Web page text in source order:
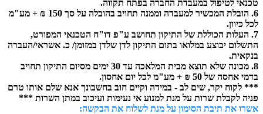
טכנאי לטיפול במעבדת החברה בפתח תקווה.
6. הובלת המכשיר למעבדה וממנה תחויב בהובלה על סך 150 ₪ + מע"מ
לכל כיוון.
7. העלות הכוללת של התיקון תחושב ע"פ דו"ח הטכנאי המפורט,
התשלום יבוצע במלואו בתום התיקון לדן שלדן במזומן/ כ. אשראי/העברה
בנקאית.
8. מכונה שלא תוצא מבית המלאכה עד 30 ימים מסיום התיקון תחויב
בדמי אחסה של 50 ₪ + מע"מ לכל יום אחסון.
*** לקוח יקר, שים לב - במידה וקיים חוב בחשבונך אנא שלם אותו טרם
פניה לקבלת שרות על מנת למנוע אי נעימות ועיכוב במתן השרות ***
אשרו את תיבת הסימון על מנת לשלוח את הבקשה: